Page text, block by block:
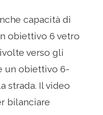
capacità di
obiettivo 6 vetro
verso gli
un obiettivo 6-
strada. Il video
bilanciare